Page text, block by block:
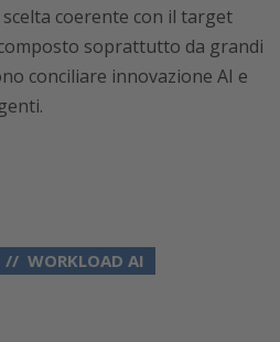
scelta coerente con il target
soprattutto da grandi
conciliare innovazione AI e
WORKLOAD AI